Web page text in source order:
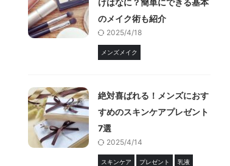
けはなに？簡単にできる基本
のメイク術も紹介
2025/4/18
メンズメイク
絶対喜ばれる！メンズにおす
すめのスキンケアプレゼント
7選
2025/4/14
スキンケア プレゼント 乳液